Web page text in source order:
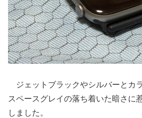
ジェットブラックやシルバーとカ
スペースグレイの落ち着いた暗さに
しました。